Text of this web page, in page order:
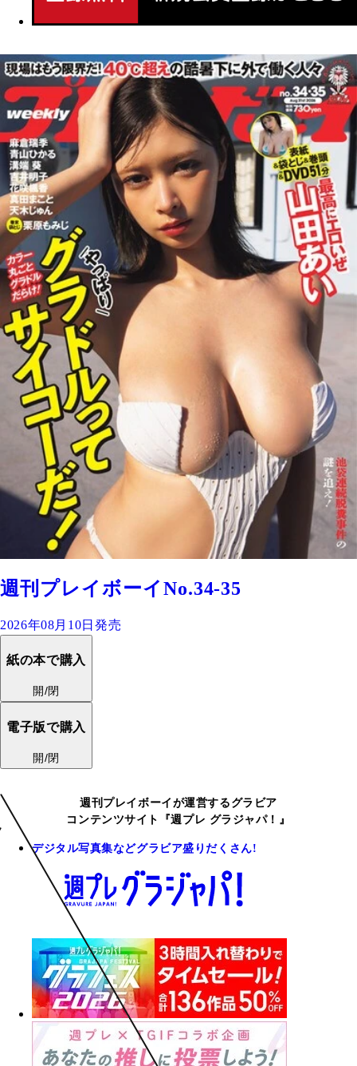
週刊プレイボーイNo.34-35
2026年08月10日発売
紙の本で購入
開/閉
電子版で購入
開/閉
週刊プレイボーイが運営するグラビア
コンテンツサイト『週プレ グラジャパ！』
デジタル写真集などグラビア盛りだくさん!